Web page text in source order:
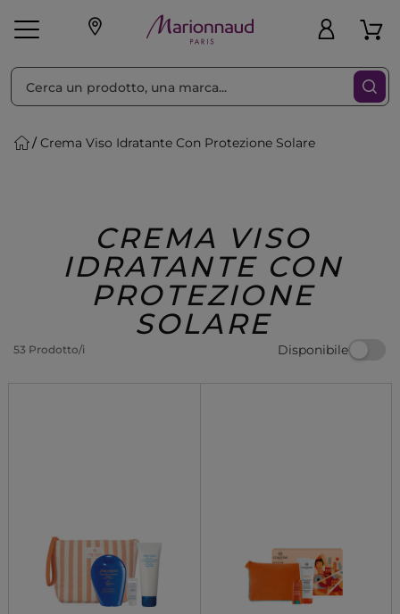
Make-up Profumi
Regalo
Crema Viso Idratante Con Protezione Solare
CREMA VISO
IDRATANTE CON
PROTEZIONE
SOLARE
53 Prodotto/i Disponibile
Ordina per Filtra